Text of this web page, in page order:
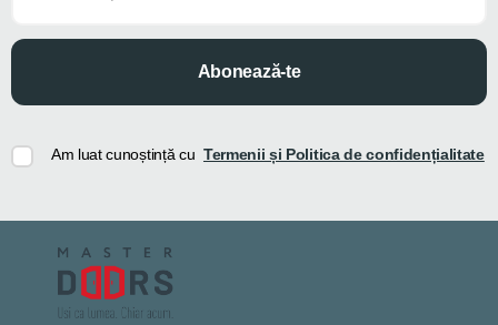
Abonează-te
Am luat cunoștință cu Termenii și Politica de confidențialitate